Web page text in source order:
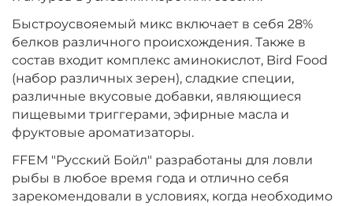
Быстроусвояемый микс включает в себя 28%
белков различного происхождения. Также в
состав входит комплекс аминокислот, Bird Food
(набор различных зерен), сладкие специи,
различные вкусовые добавки, являющиеся
пищевыми триггерами, эфирные масла и
фруктовые ароматизаторы.
FFEM "Русский Бойл" разработаны для ловли
рыбы в любое время года и отлично себя
зарекомендовали в условиях, когда необходимо